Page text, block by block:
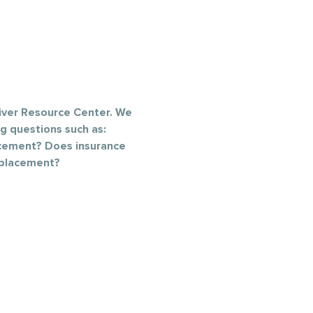
Resource Center. We
questions such as:
Does insurance